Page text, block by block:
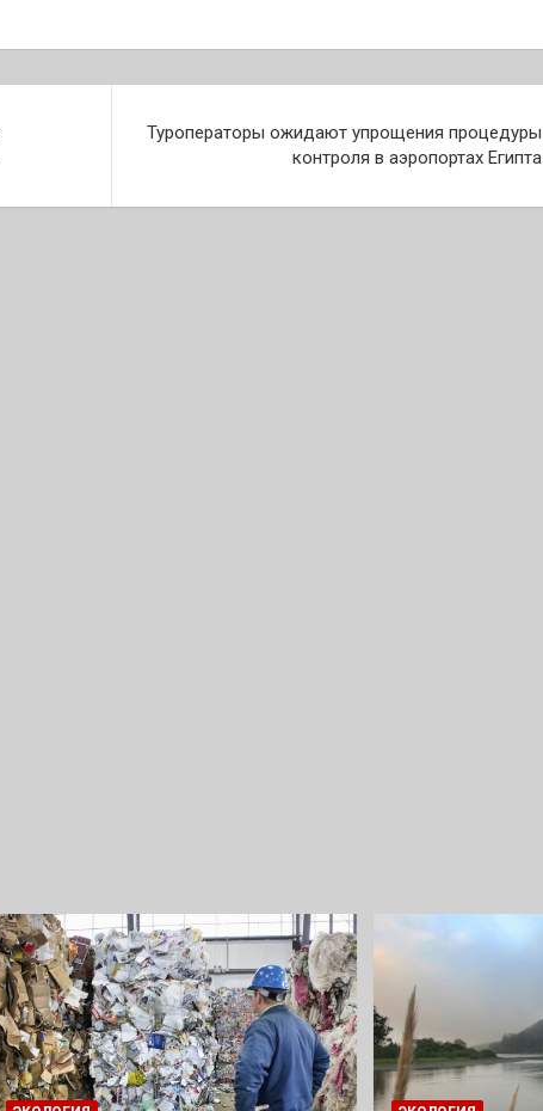
Туроператоры ожидают упрощения процедуры
контроля в аэропортах Египта